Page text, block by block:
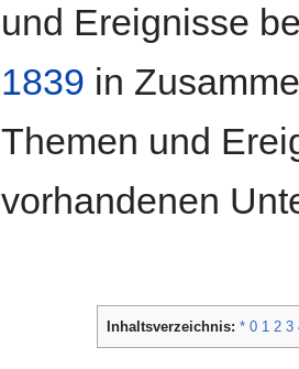
und Ereignisse
1839 in
Themen und
vorhandenen
Inhaltsverzeichnis: * 0 1 2 3